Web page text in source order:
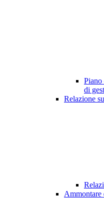
Piano
di
Relazione
Ammontare